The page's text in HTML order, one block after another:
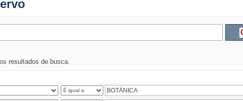
resultados de busca.